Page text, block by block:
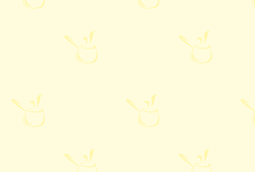
plăcut, eram dezamăgită
dau o șansă și am exclus
mirodeniilor. Și au fost o